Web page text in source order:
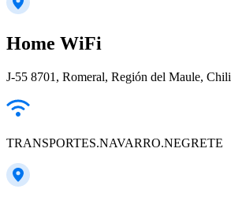
Home WiFi
J-55 8701, Romeral, Región del Maule, Chili
TRANSPORTES.NAVARRO.NEGRETE